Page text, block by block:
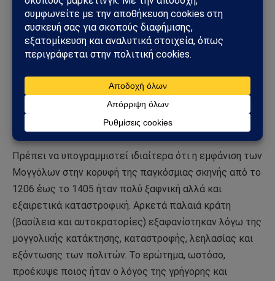
αστικοποίησης, ενώ ο πληθυσμός ήταν εν μέρει
νομαδικός. Ως άμεση συνέπεια, σε αυτά τα εδάφη η
μογγολική κυριαρχία διήρκεσε περισσότερο: για
παράδειγμα, στα εδάφη της πρώην Κιεβανικής Ρωσίας
διήρκεσε περισσότερο από δύο αιώνες. Ωστόσο, η
εποχή του Ταμερλάνου (Τιμούρ, 1336-1405)
σηματοδότησε το οριστικό τέλος της εποχής των
μογγολικών κατακτήσεων.
Πρέπει να υπογραμμιστεί ιδιαίτερα ότι η εμφάνιση των
Μογγόλων στην κορυφή της παγκόσμιας σκηνής από το
1206 έως το 1405 ήταν πολύ ξαφνική αλλά και
εξαιρετικά καταστροφική. Αρκετά παλαιά κράτη
(βασίλεια και αυτοκρατορίες) εξαφανίστηκαν λόγω της
μογγολικής κατάκτησης, καταστροφής, λεηλασίας και
εξόντωσης των πολιτών. Το ερώτημα, ωστόσο,
προέκυψε ποιος ήταν ο λόγος της γρήγορης και